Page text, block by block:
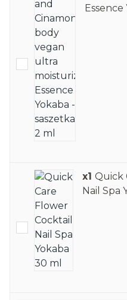
Essence
x1 Quick
Nail Spa